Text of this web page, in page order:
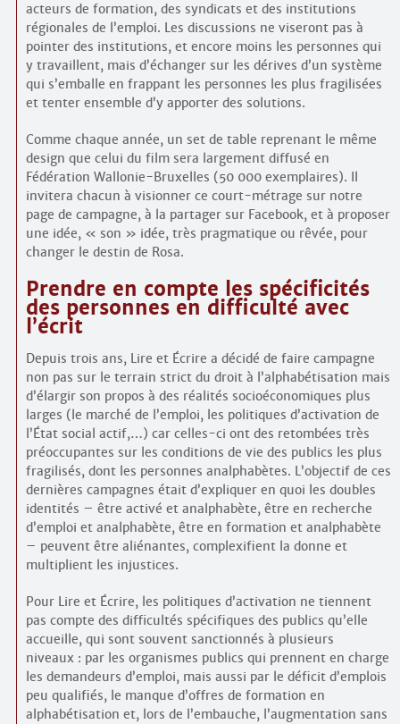
acteurs de formation, des syndicats et des institutions
régionales de l’emploi. Les discussions ne viseront pas à
pointer des institutions, et encore moins les personnes qui
y travaillent, mais d’échanger sur les dérives d’un système
qui s’emballe en frappant les personnes les plus fragilisées
et tenter ensemble d’y apporter des solutions.
Comme chaque année, un set de table reprenant le même
design que celui du film sera largement diffusé en
Fédération Wallonie-Bruxelles (50 000 exemplaires). Il
invitera chacun à visionner ce court-métrage sur notre
page de campagne, à la partager sur Facebook, et à proposer
une idée, « son » idée, très pragmatique ou rêvée, pour
changer le destin de Rosa.
Prendre en compte les spécificités
des personnes en difficulté avec
l’écrit
Depuis trois ans, Lire et Écrire a décidé de faire campagne
non pas sur le terrain strict du droit à l’alphabétisation mais
d’élargir son propos à des réalités socioéconomiques plus
larges (le marché de l’emploi, les politiques d’activation de
l’État social actif,…) car celles-ci ont des retombées très
préoccupantes sur les conditions de vie des publics les plus
fragilisés, dont les personnes analphabètes. L’objectif de ces
dernières campagnes était d’expliquer en quoi les doubles
identités – être activé et analphabète, être en recherche
d’emploi et analphabète, être en formation et analphabète
– peuvent être aliénantes, complexifient la donne et
multiplient les injustices.
Pour Lire et Écrire, les politiques d’activation ne tiennent
pas compte des difficultés spécifiques des publics qu’elle
accueille, qui sont souvent sanctionnés à plusieurs
niveaux : par les organismes publics qui prennent en charge
les demandeurs d’emploi, mais aussi par le déficit d’emplois
peu qualifiés, le manque d’offres de formation en
alphabétisation et, lors de l’embauche, l’augmentation sans